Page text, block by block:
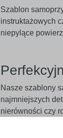
Szablon
instruktażowych
niepylące
Nasze szablony
najmniejszych
nierówności czy